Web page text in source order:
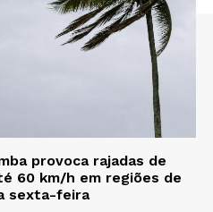
provoca rajadas de
60 km/h em regiões de
sexta-feira